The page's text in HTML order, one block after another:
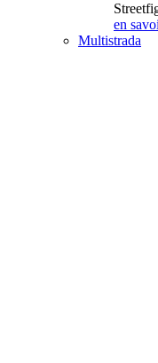
en
Multistrada